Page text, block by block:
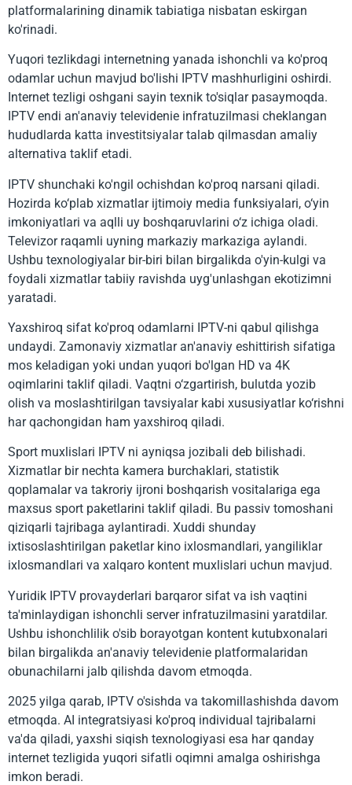
platformalarining dinamik tabiatiga nisbatan eskirgan
ko'rinadi.
Yuqori tezlikdagi internetning yanada ishonchli va ko'proq
odamlar uchun mavjud bo'lishi IPTV mashhurligini oshirdi.
Internet tezligi oshgani sayin texnik to'siqlar pasaymoqda.
IPTV endi an'anaviy televidenie infratuzilmasi cheklangan
hududlarda katta investitsiyalar talab qilmasdan amaliy
alternativa taklif etadi.
IPTV shunchaki ko'ngil ochishdan ko'proq narsani qiladi.
Hozirda ko‘plab xizmatlar ijtimoiy media funksiyalari, o‘yin
imkoniyatlari va aqlli uy boshqaruvlarini o‘z ichiga oladi.
Televizor raqamli uyning markaziy markaziga aylandi.
Ushbu texnologiyalar bir-biri bilan birgalikda o'yin-kulgi va
foydali xizmatlar tabiiy ravishda uyg'unlashgan ekotizimni
yaratadi.
Yaxshiroq sifat ko'proq odamlarni IPTV-ni qabul qilishga
undaydi. Zamonaviy xizmatlar an'anaviy eshittirish sifatiga
mos keladigan yoki undan yuqori bo'lgan HD va 4K
oqimlarini taklif qiladi. Vaqtni o‘zgartirish, bulutda yozib
olish va moslashtirilgan tavsiyalar kabi xususiyatlar ko‘rishni
har qachongidan ham yaxshiroq qiladi.
Sport muxlislari IPTV ni ayniqsa jozibali deb bilishadi.
Xizmatlar bir nechta kamera burchaklari, statistik
qoplamalar va takroriy ijroni boshqarish vositalariga ega
maxsus sport paketlarini taklif qiladi. Bu passiv tomoshani
qiziqarli tajribaga aylantiradi. Xuddi shunday
ixtisoslashtirilgan paketlar kino ixlosmandlari, yangiliklar
ixlosmandlari va xalqaro kontent muxlislari uchun mavjud.
Yuridik IPTV provayderlari barqaror sifat va ish vaqtini
ta'minlaydigan ishonchli server infratuzilmasini yaratdilar.
Ushbu ishonchlilik o'sib borayotgan kontent kutubxonalari
bilan birgalikda an'anaviy televidenie platformalaridan
obunachilarni jalb qilishda davom etmoqda.
2025 yilga qarab, IPTV o'sishda va takomillashishda davom
etmoqda. AI integratsiyasi ko'proq individual tajribalarni
va'da qiladi, yaxshi siqish texnologiyasi esa har qanday
internet tezligida yuqori sifatli oqimni amalga oshirishga
imkon beradi.